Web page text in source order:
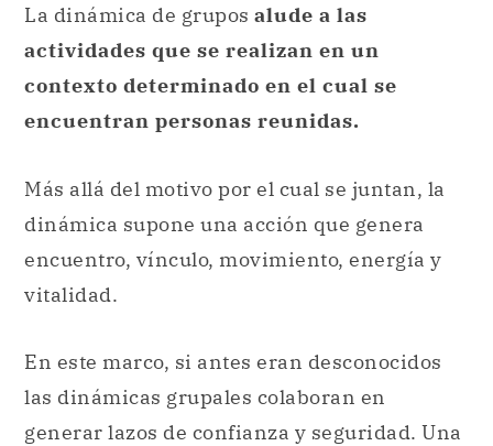
La dinámica de grupos alude a las
actividades que se realizan en un
contexto determinado en el cual se
encuentran personas reunidas.
Más allá del motivo por el cual se juntan, la
dinámica supone una acción que genera
encuentro, vínculo, movimiento, energía y
vitalidad.
En este marco, si antes eran desconocidos
las dinámicas grupales colaboran en
generar lazos de confianza y seguridad. Una